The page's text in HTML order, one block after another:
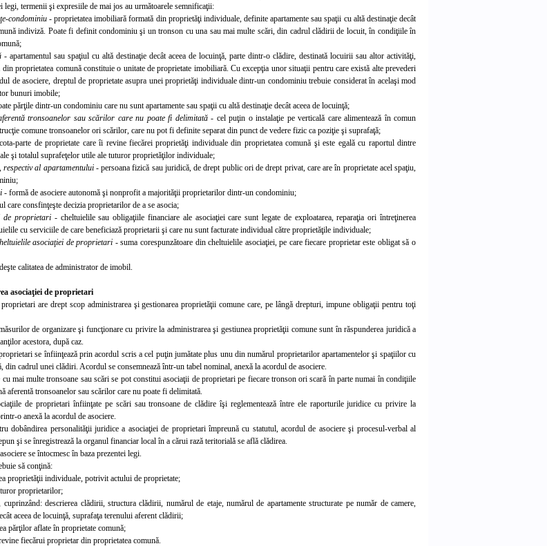
legi, termenii şi expresiile de mai jos au următoarele semnificaţii:
condominiu - proprietatea imobiliară formată din proprietăţi individuale, definite apartamente sau spaţii cu altă destinaţie decât
indiviză. Poate fi definit condominiu şi un tronson cu una sau mai multe scări, din cadrul clădirii de locuit, în condiţiile în
- apartamentul sau spaţiul cu altă destinaţie decât aceea de locuinţă, parte dintr-o clădire, destinată locuirii sau altor activităţi,
proprietatea comună constituie o unitate de proprietate imobiliară. Cu excepţia unor situaţii pentru care există alte prevederi
de asociere, dreptul de proprietate asupra unei proprietăţi individuale dintr-un condominiu trebuie considerat în acelaşi mod
bunuri imobile;
părţile dintr-un condominiu care nu sunt apartamente sau spaţii cu altă destinaţie decât aceea de locuinţă;
tronsoanelor sau scărilor care nu poate fi delimitată- cel puţin o instalaţie pe verticală care alimentează în comun
comune tronsoanelor ori scărilor, care nu pot fi definite separat din punct de vedere fizic ca poziţie şi suprafaţă;
parte de proprietate care îi revine fiecărei proprietăţi individuale din proprietatea comună şi este egală cu raportul dintre
şi totalul suprafeţelor utile ale tuturor proprietăţilor individuale;
al apartamentului - persoana fizică sau juridică, de drept public ori de drept privat, care are în proprietate acel spaţiu,
- formă de asociere autonomă şi nonprofit a majorităţii proprietarilor dintr-un condominiu;
care consfinţeşte decizia proprietarilor de a se asocia;
de proprietari - cheltuielile sau obligaţiile financiare ale asociaţiei care sunt legate de exploatarea, reparaţia ori întreţinerea
cu serviciile de care beneficiază proprietarii şi care nu sunt facturate individual către proprietăţile individuale;
asociaţiei de proprietari - suma corespunzătoare din cheltuielile asociaţiei, pe care fiecare proprietar este obligat să o
calitatea de administrator de imobil.
asociaţiei de proprietari
are drept scop administrarea şi gestionarea proprietăţii comune care, pe lângă drepturi, impune obligaţii pentru toţi
de organizare şi funcţionare cu privire la administrarea şi gestiunea proprietăţii comune sunt în răspunderea juridică a
acestora, după caz.
se înfiinţează prin acordul scris a cel puţin jumătate plus unu din numărul proprietarilor apartamentelor şi spaţiilor cu
din cadrul unei clădiri. Acordul se consemnează într-un tabel nominal, anexă la acordul de asociere.
mai multe tronsoane sau scări se pot constitui asociaţii de proprietari pe fiecare tronson ori scară în parte numai în condiţiile
aferentă tronsoanelor sau scărilor care nu poate fi delimitată.
de proprietari înfiinţate pe scări sau tronsoane de clădire îşi reglementează între ele raporturile juridice cu privire la
o anexă la acordul de asociere.
dobândirea personalităţii juridice a asociaţiei de proprietari împreună cu statutul, acordul de asociere şi procesul-verbal al
şi se înregistrează la organul financiar local în a cărui rază teritorială se află clădirea.
se întocmesc în baza prezentei legi.
să conţină:
proprietăţii individuale, potrivit actului de proprietate;
proprietarilor;
descrierea clădirii, structura clădirii, numărul de etaje, numărul de apartamente structurate pe număr de camere,
aceea de locuinţă, suprafaţa terenului aferent clădirii;
părţilor aflate în proprietate comună;
fiecărui proprietar din proprietatea comună.